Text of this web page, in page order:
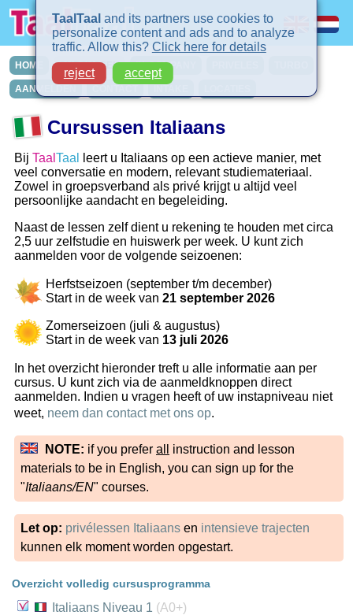
HOME CURSUSSEN IN-COMPANY
AANMELDEN
Cursussen Italiaans
Bij Taal Taal
leert u Italiaans op een actieve manier, met
veel conversatie en modern, relevant studiemateriaal.
Zowel in groepsverband als privé krijgt u altijd veel
persoonlijke aandacht en begeleiding.
Naast de lessen zelf dient u rekening te houden met circa
2,5 uur zelfstudie en huiswerk per week. U kunt zich
aanmelden voor de volgende seizoenen:
Herfstseizoen (september t/m december)
Start in de week van 21 september 2026
Zomerseizoen (juli & augustus)
Start in de week van 13 juli 2026
In het overzicht hieronder treft u alle informatie aan per
cursus. U kunt zich via de aanmeldknoppen direct
aanmelden. Indien u vragen heeft of uw instapniveau niet
weet, neem dan contact met ons op.
NOTE: if you prefer all
instruction and lesson
materials to be in English, you can sign up for the
"Italiaans/EN" courses.
Let op: privélessen Italiaans en intensieve trajecten
kunnen elk moment worden opgestart.
Overzicht volledig cursusprogramma
Italiaans Niveau 1 (A0+)
TaalTaal and its partners use cookies to
personalize content and ads and to analyze
traffic. Allow this? Click here for details
reject
accept